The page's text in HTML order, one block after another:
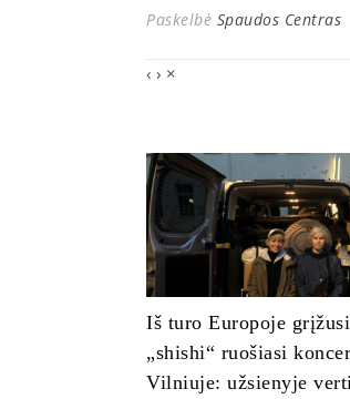
Paskelbė Spaudos Centras
‹ › ×
Iš turo Europoje
„shishi“ ruošiasi
Vilniuje: užsienyje